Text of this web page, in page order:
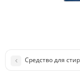
Средство для